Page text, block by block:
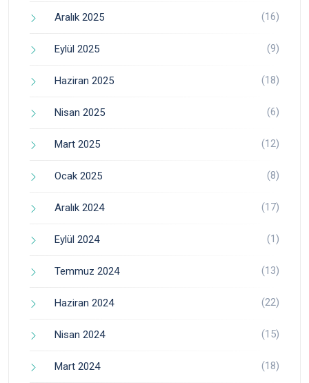
Aralık 2025 (16)
Eylül 2025 (9)
Haziran 2025 (18)
Nisan 2025 (6)
Mart 2025 (12)
Ocak 2025 (8)
Aralık 2024 (17)
Eylül 2024 (1)
Temmuz 2024 (13)
Haziran 2024 (22)
Nisan 2024 (15)
Mart 2024 (18)